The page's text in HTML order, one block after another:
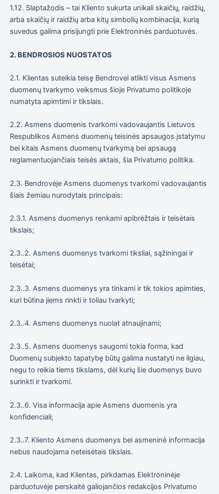
1.12. Slaptažodis – tai Kliento sukurta unikali skaičių, raidžių,
arba skaičių ir raidžių arba kitų simbolių kombinacija, kurią
suvedus galima prisijungti prie Elektroninės parduotuvės.
2. BENDROSIOS NUOSTATOS
2.1. Klientas suteikia teisę Bendrovei atlikti visus Asmens
duomenų tvarkymo veiksmus šioje Privatumo politikoje
numatyta apimtimi ir tikslais.
2.2. Asmens duomenis tvarkomi vadovaujantis Lietuvos
Respublikos Asmens duomenų teisinės apsaugos įstatymu
bei kitais Asmens duomenų tvarkymą bei apsaugą
reglamentuojančiais teisės aktais, šia Privatumo politika.
2.3. Bendrovėje Asmens duomenys tvarkomi vadovaujantis
šiais žemiau nurodytais principais:
2.3.1. Asmens duomenys renkami apibrėžtais ir teisėtais
tikslais;
2.3..2. Asmens duomenys tvarkomi tiksliai, sąžiningai ir
teisėtai;
2.3..3. Asmens duomenys yra tinkami ir tik tokios apimties,
kuri būtina jiems rinkti ir toliau tvarkyti;
2.3..4. Asmens duomenys nuolat atnaujinami;
2.3..5. Asmens duomenys saugomi tokia forma, kad
Duomenų subjekto tapatybę būtų galima nustatyti ne ilgiau,
negu to reikia tiems tikslams, dėl kurių šie duomenys buvo
surinkti ir tvarkomi.
2.3..6. Visa informacija apie Asmens duomenis yra
konfidenciali;
2.3..7. Kliento Asmens duomenys bei asmeninė informacija
nebus naudojama neteisėtais tikslais.
2.4. Laikoma, kad Klientas, pirkdamas Elektroninėje
parduotuvėje perskaitė galiojančios redakcijos Privatumo